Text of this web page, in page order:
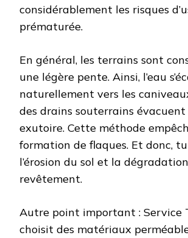
considérablement les risques
prématurée.
En général, les terrains sont
une légère pente. Ainsi, l’eau
naturellement vers les
des drains souterrains évacuent
exutoire. Cette méthode
formation de flaques. Et donc,
l’érosion du sol et la
revêtement.
Autre point important : Service
choisit des matériaux